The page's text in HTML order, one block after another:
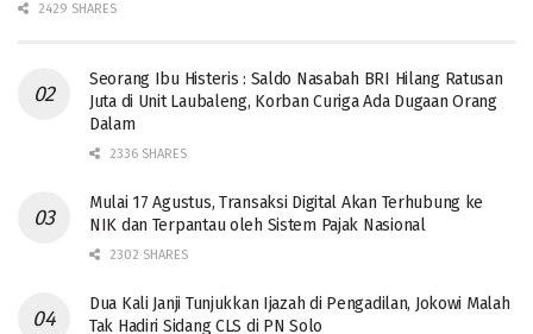
2429 SHARES
Seorang Ibu Histeris : Saldo Nasabah BRI Hilang Ratusan
Juta di Unit Laubaleng, Korban Curiga Ada Dugaan Orang
Dalam
2336 SHARES
Mulai 17 Agustus, Transaksi Digital Akan Terhubung ke
NIK dan Terpantau oleh Sistem Pajak Nasional
2302 SHARES
Dua Kali Janji Tunjukkan Ijazah di Pengadilan, Jokowi Malah
Tak Hadiri Sidang CLS di PN Solo